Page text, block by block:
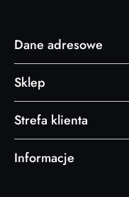
Dane adresowe
Sklep
Strefa klienta
Informacje